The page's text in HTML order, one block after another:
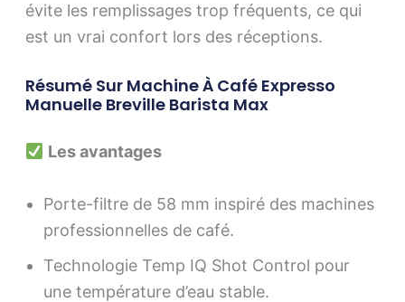
évite les remplissages trop fréquents, ce qui
est un vrai confort lors des réceptions.
Résumé Sur Machine À Café Expresso
Manuelle Breville Barista Max
Les avantages
Porte-filtre de 58 mm inspiré des machines
professionnelles de café.
Technologie Temp IQ Shot Control pour
une température d’eau stable.